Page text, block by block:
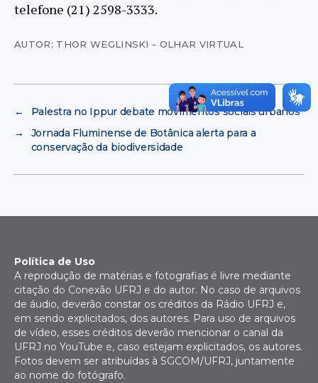
telefone (21) 2598-3333.
AUTOR: THOR WEGLINSKI - OLHAR VIRTUAL
←
Palestra no Ippur debate movimentos sociais urbanos
→
Jornada Fluminense de Botânica alerta para a
conservação da biodiversidade
Política de Uso
A reprodução de matérias e fotografias é livre mediante
citação do Conexão UFRJ e do autor. No caso de arquivos
de áudio, deverão constar os créditos da Rádio UFRJ e,
em sendo explicitados, dos autores. Para uso de arquivos
de vídeo, esses créditos deverão mencionar o canal da
UFRJ no YouTube e, caso estejam explicitados, os autores.
Fotos devem ser atribuídas à SGCOM/UFRJ, juntamente
ao nome do fotógrafo.